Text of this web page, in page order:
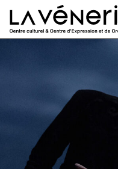
Aller au contenu principal